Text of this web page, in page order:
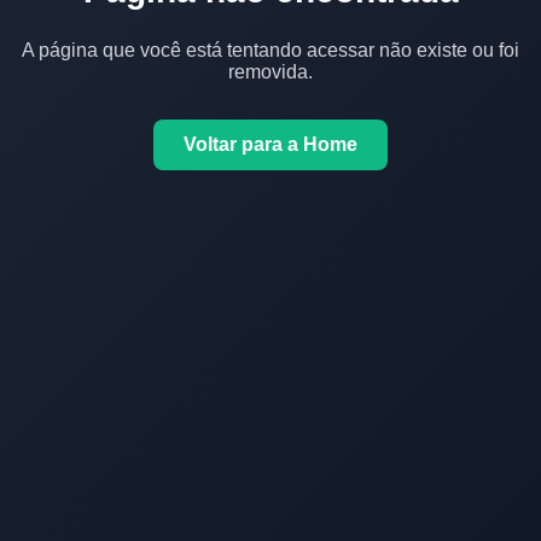
A página que você está tentando acessar não existe ou foi
removida.
Voltar para a Home